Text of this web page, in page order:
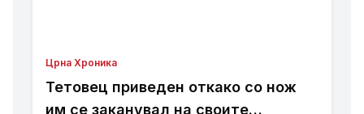
Црна Хроника
Тетовец приведен откако со нож
им се заканувал на своите